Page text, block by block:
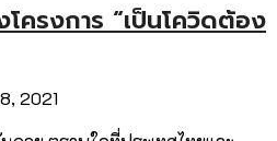
ครงการ “เป็นโควิดต้อง
2021